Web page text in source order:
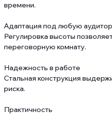
времени.
Адаптация под любую
Регулировка высоты
переговорную комнату.
Надежность в работе
Стальная конструкция
риска.
Практичность